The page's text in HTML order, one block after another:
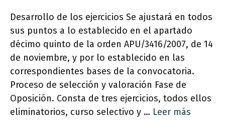
Desarrollo de los ejercicios Se ajustará en todos
sus puntos a lo establecido en el apartado
décimo quinto de la orden APU/3416/2007, de 14
de noviembre, y por lo establecido en las
correspondientes bases de la convocatoria.
Proceso de selección y valoración Fase de
Oposición. Consta de tres ejercicios, todos ellos
eliminatorios, curso selectivo y … Leer más